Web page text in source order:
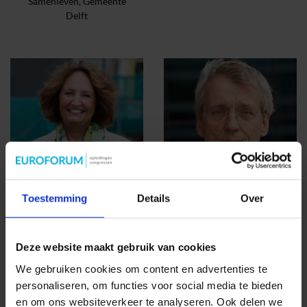
Toestemming Details Over
Deze website maakt gebruik van cookies
We gebruiken cookies om content en advertenties te
personaliseren, om functies voor social media te bieden
en om ons websiteverkeer te analyseren. Ook delen we
Delft
Liesbeth Spies
Voorzitter, Aedes
Peter Cool
Voorzitter, Vereniging voor
BEKIJK ALLE SPREKERS